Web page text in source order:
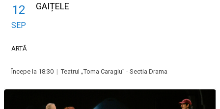
12
SEP
GAIȚELE
ARTĂ
Începe la 18:30 |Teatrul „Toma Caragiu” - Sectia Drama